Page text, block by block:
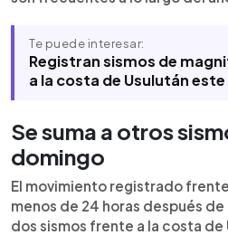
Te puede interesar:
Registran sismos de
a la costa de Usulután
Se suma a otros
domingo
El movimiento registrado
menos de 24 horas después
dos sismos frente a la costa de